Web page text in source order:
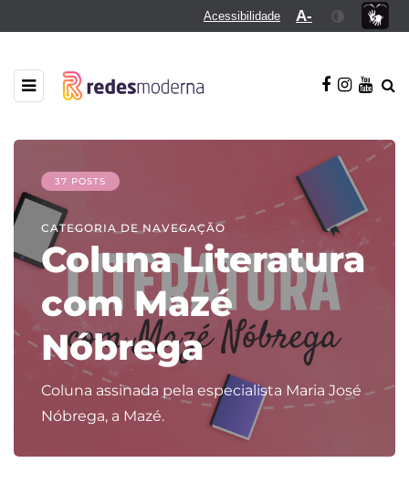
Acessibilidade A-
37 POSTS
CATEGORIA DE NAVEGAÇÃO
Coluna Literatura
com Mazé
Nóbrega
Coluna assinada pela especialista Maria José
Nóbrega, a Mazé.